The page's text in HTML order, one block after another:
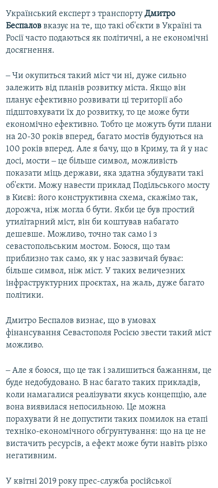
Український експерт з транспорту Дмитро
Беспалов вказує на те, що такі об'єкти в Україні та
Росії часто подаються як політичні, а не економічні
досягнення.
‒ Чи окупиться такий міст чи ні, дуже сильно
залежить від планів розвитку міста. Якщо він
планує ефективно розвивати ці території або
підштовхувати їх до розвитку, то це може бути
економічно ефективно. Тобто це можуть бути плани
на 20-30 років вперед, багато мостів будуються на
100 років вперед. Але я бачу, що в Криму, та й у нас
досі, мости ‒ це більше символ, можливість
показати міць держави, яка здатна збудувати такі
об'єкти. Можу навести приклад Подільського мосту
в Києві: його конструктивна схема, скажімо так,
дорожча, ніж могла б бути. Якби це був простий
утилітарний міст, він би коштував набагато
дешевше. Можливо, точно так само і з
севастопольським мостом. Боюся, що там
приблизно так само, як у нас зазвичай буває:
більше символ, ніж міст. У таких величезних
інфраструктурних проєктах, на жаль, дуже багато
політики.
Дмитро Беспалов визнає, що в умовах
фінансування Севастополя Росією звести такий міст
можливо.
‒ Але я боюся, що це так і залишиться бажанням, це
буде недобудовано. В нас багато таких прикладів,
коли намагалися реалізувати якусь концепцію, але
вона виявилася непосильною. Це можна
порахувати й не допустити таких помилок на етапі
техніко-економічного обґрунтування: що на це не
вистачить ресурсів, а ефект може бути навіть різко
негативним.
У квітні 2019 року прес-служба російської